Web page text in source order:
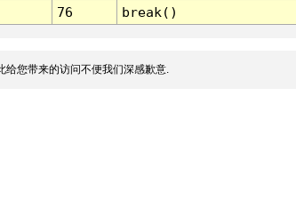
76 break()
您带来的访问不便我们深感歉意.